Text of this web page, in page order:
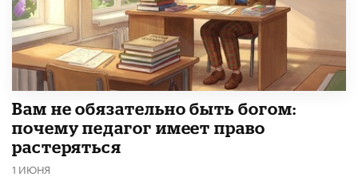
​Вам не обязательно быть богом:
почему педагог имеет право
растеряться
1 ИЮНЯ